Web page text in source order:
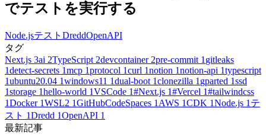
でテストを実行する
Node.jsテスト DreddOpenAPI
タグ
Next.js 3ai 2TypeScript 2devcontainer 2pre-commit 1 gitleaks
1detect-secrets 1mcp 1protocol 1curl 1notion 1notion-api 1typescript
1ubuntu20.04 1windows11 1dual-boot 1clonezilla 1 gparted 1ssd
1storage 1hello-world 1VSCode 1#Next.js 1#Vercel 1#tailwindcss
1Docker 1WSL2 1GitHubCodeSpaces 1 AWS 1CDK 1Node.js 1 テ
スト 1Dredd 1OpenAPI 1
最新記事